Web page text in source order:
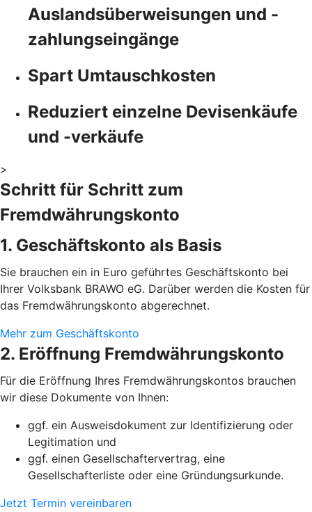
Auslandsüberweisungen und -
zahlungseingänge
Spart Umtauschkosten
Reduziert einzelne Devisenkäufe
und -verkäufe
>
Schritt für Schritt zum
Fremdwährungskonto
1. Geschäftskonto als Basis
Sie brauchen ein in Euro geführtes Geschäftskonto bei
Ihrer Volksbank BRAWO eG. Darüber werden die Kosten für
das Fremdwährungskonto abgerechnet.
Mehr zum Geschäftskonto
2. Eröffnung Fremdwährungskonto
Für die Eröffnung Ihres Fremdwährungskontos brauchen
wir diese Dokumente von Ihnen:
ggf. ein Ausweisdokument zur Identifizierung oder
Legitimation und
ggf. einen Gesellschaftervertrag, eine
Gesellschafterliste oder eine Gründungsurkunde.
Jetzt Termin vereinbaren